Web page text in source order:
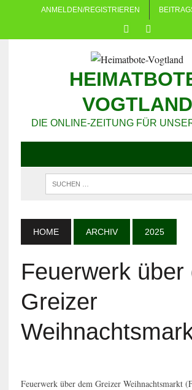
ANMELDEN/REGISTRIEREN
VOGTLAND
DIE ONLINE-ZEITUNG FÜR
HOME ARCHIV 2025
Feuerwerk über
Greizer
Feuerwerk über dem Greizer Weihnachtsmarkt